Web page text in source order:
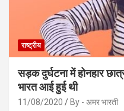
राष्ट्रीय
सड़क दुर्घटना में होनहार
भारत आई हुई थी
11/08/2020 By - अमर भारती